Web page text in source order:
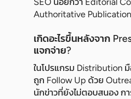
Authoritative Publication
เกิดอะไรขึ้นหลังจาก
แจกจ่าย?
ในโปรแกรม Distribution
ถูก Follow Up ด้วย
นักข่าวที่ยังไม่ตอบสนอง ก